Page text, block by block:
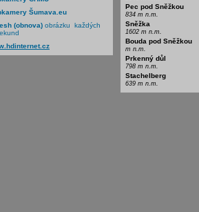
Šumava.eu
(obnova) obrázku každých
Pec pod Sněžkou
834 m n.m.
Sněžka
1602 m n.m.
Bouda pod Sněžkou
m n.m.
Prkenný důl
798 m n.m.
Stachelberg
639 m n.m.